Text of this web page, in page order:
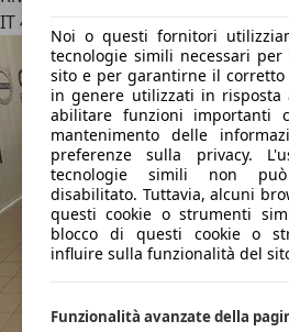
IT 47838
Noi o questi fornitori
tecnologie simili necessari
sito e per garantirne il corretto
in genere utilizzati in
abilitare funzioni importanti
mantenimento delle
preferenze sulla privacy.
tecnologie simili non può
disabilitato. Tuttavia, alcuni
questi cookie o strumenti
blocco di questi cookie o
influire sulla funzionalità del
Funzionalità avanzate della